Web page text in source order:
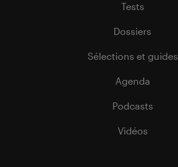
Tests
Dossiers
Sélections et guides
Agenda
Podcasts
Vidéos